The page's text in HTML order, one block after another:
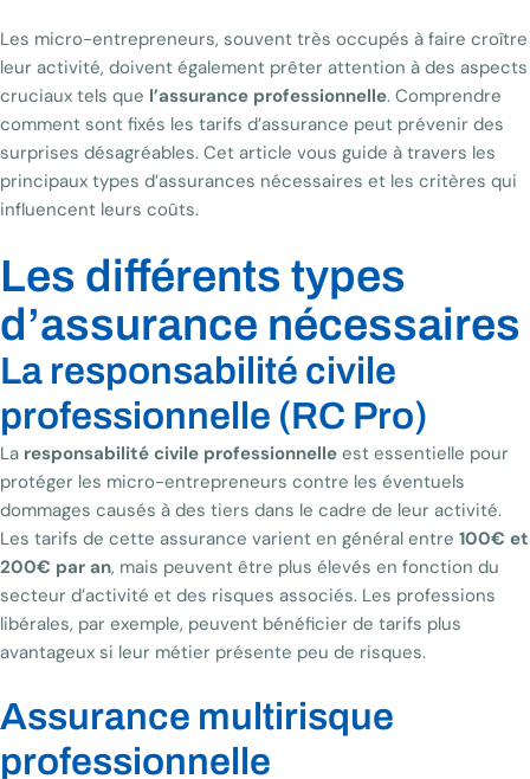
Les micro-entrepreneurs, souvent très occupés à faire croître
leur activité, doivent également prêter attention à des aspects
cruciaux tels que l’assurance professionnelle. Comprendre
comment sont fixés les tarifs d’assurance peut prévenir des
surprises désagréables. Cet article vous guide à travers les
principaux types d’assurances nécessaires et les critères qui
influencent leurs coûts.
Les différents types
d’assurance nécessaires
La responsabilité civile
professionnelle (RC Pro)
La responsabilité civile professionnelle est essentielle pour
protéger les micro-entrepreneurs contre les éventuels
dommages causés à des tiers dans le cadre de leur activité.
Les tarifs de cette assurance varient en général entre 100€ et
200€ par an, mais peuvent être plus élevés en fonction du
secteur d’activité et des risques associés. Les professions
libérales, par exemple, peuvent bénéficier de tarifs plus
avantageux si leur métier présente peu de risques.
Assurance multirisque
professionnelle